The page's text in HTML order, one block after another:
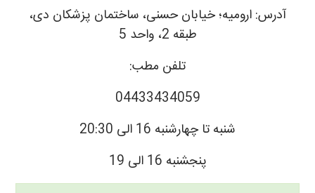
آدرس: ارومیه؛ خیابان حسنی، ساختمان پزشکان دی،
طبقه 2، واحد 5
تلفن مطب:
04433434059
شنبه تا چهارشنبه 16 الی 20:30
پنجشنبه 16 الی 19